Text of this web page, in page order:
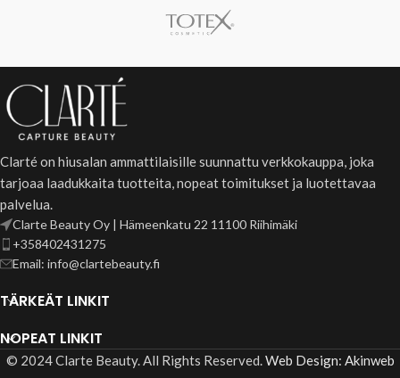
Clarté on hiusalan ammattilaisille suunnattu verkkokauppa, joka
tarjoaa laadukkaita tuotteita, nopeat toimitukset ja luotettavaa
palvelua.
Clarte Beauty Oy | Hämeenkatu 22 11100 Riihimäki
+358402431275
Email: info@clartebeauty.fi
TÄRKEÄT LINKIT
NOPEAT LINKIT
© 2024 Clarte Beauty. All Rights Reserved.Web Design: Akinweb